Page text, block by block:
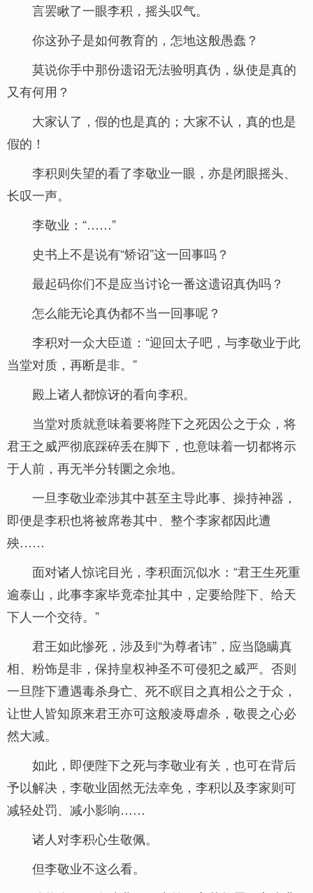
言罢瞅了一眼李积，摇头叹气。
你这孙子是如何教育的，怎地这般愚蠢？
莫说你手中那份遗诏无法验明真伪，纵使是真的
又有何用？
大家认了，假的也是真的；大家不认，真的也是
假的！
李积则失望的看了李敬业一眼，亦是闭眼摇头、
长叹一声。
李敬业：“……”
史书上不是说有“矫诏”这一回事吗？
最起码你们不是应当讨论一番这遗诏真伪吗？
怎么能无论真伪都不当一回事呢？
李积对一众大臣道：“迎回太子吧，与李敬业于此
当堂对质，再断是非。”
殿上诸人都惊讶的看向李积。
当堂对质就意味着要将陛下之死因公之于众，将
君王之威严彻底踩碎丢在脚下，也意味着一切都将示
于人前，再无半分转圜之余地。
一旦李敬业牵涉其中甚至主导此事、操持神器，
即便是李积也将被席卷其中、整个李家都因此遭
殃……
面对诸人惊诧目光，李积面沉似水：“君王生死重
逾泰山，此事李家毕竟牵扯其中，定要给陛下、给天
下人一个交待。”
君王如此惨死，涉及到“为尊者讳”，应当隐瞒真
相、粉饰是非，保持皇权神圣不可侵犯之威严。否则
一旦陛下遭遇毒杀身亡、死不瞑目之真相公之于众，
让世人皆知原来君王亦可这般凌辱虐杀，敬畏之心必
然大减。
如此，即便陛下之死与李敬业有关，也可在背后
予以解决，李敬业固然无法幸免，李积以及李家则可
减轻处罚、减小影响……
诸人对李积心生敬佩。
但李敬业不这么看。